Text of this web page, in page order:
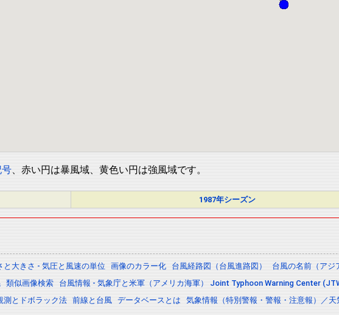
、赤い円は暴風域、黄色い円は強風域です。
1987年シーズン
と大きさ - 気圧と風速の単位 画像のカラー化 台風経路図（台風進路図） 台風の名前（アジ
類似画像検索 台風情報 - 気象庁と米軍（アメリカ海軍） Joint Typhoon Warning Center
測とドボラック法 前線と台風 データベースとは 気象情報（特別警報・警報・注意報）／天